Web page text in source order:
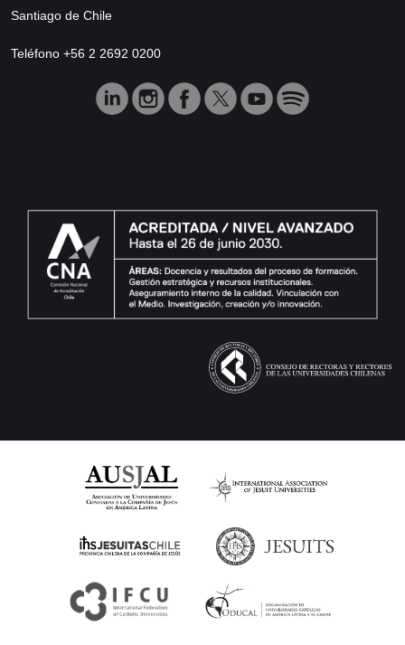
Santiago de Chile
Teléfono +56 2 2692 0200